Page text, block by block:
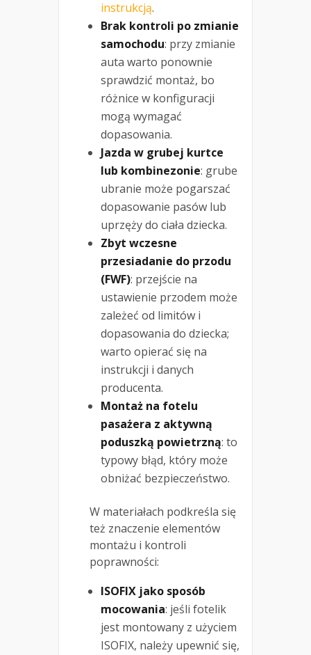
instrukcją.
Brak kontroli po zmianie
samochodu: przy zmianie
auta warto ponownie
sprawdzić montaż, bo
różnice w konfiguracji
mogą wymagać
dopasowania.
Jazda w grubej kurtce
lub kombinezonie: grube
ubranie może pogarszać
dopasowanie pasów lub
uprzęży do ciała dziecka.
Zbyt wczesne
przesiadanie do przodu
(FWF): przejście na
ustawienie przodem może
zależeć od limitów i
dopasowania do dziecka;
warto opierać się na
instrukcji i danych
producenta.
Montaż na fotelu
pasażera z aktywną
poduszką powietrzną: to
typowy błąd, który może
obniżać bezpieczeństwo.
W materiałach podkreśla się
też znaczenie elementów
montażu i kontroli
poprawności:
ISOFIX jako sposób
mocowania: jeśli fotelik
jest montowany z użyciem
ISOFIX, należy upewnić się,